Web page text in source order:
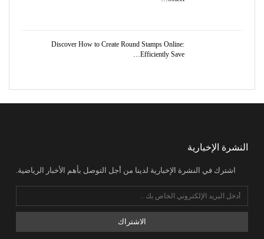
Discover How to Create Round Stamps Online:
Efficiently Save…
النشرة الإخبارية
اشترك في النشرة الإخبارية لدينا من أجل التوصل بأهم الأخبار الرياضية.
الاشتراك